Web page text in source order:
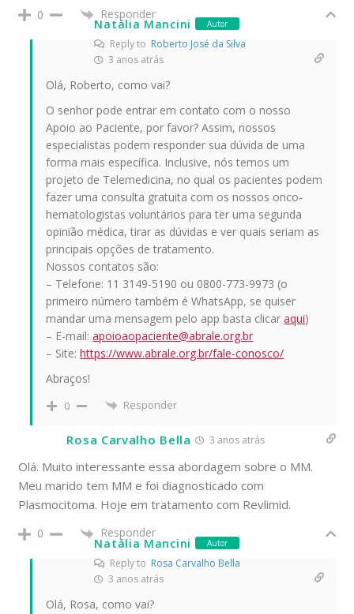
0 Responder
Natália Mancini Autor
Reply toRoberto José da Silva
3 anos atrás
Olá, Roberto, como vai?
O senhor pode entrar em contato com o nosso
Apoio ao Paciente, por favor? Assim, nossos
especialistas podem responder sua dúvida de uma
forma mais específica. Inclusive, nós temos um
projeto de Telemedicina, no qual os pacientes podem
fazer uma consulta gratuita com os nossos onco-
hematologistas voluntários para ter uma segunda
opinião médica, tirar as dúvidas e ver quais seriam as
principais opções de tratamento.
Nossos contatos são:
– Telefone: 11 3149-5190 ou 0800-773-9973 (o
primeiro número também é WhatsApp, se quiser
mandar uma mensagem pelo app basta clicaraqui)
– E-mail:apoioaopaciente@abrale.org.br
– Site:https://www.abrale.org.br/fale-conosco/
Abraços!
0 Responder
Rosa Carvalho Bella 3 anos atrás
Olá. Muito interessante essa abordagem sobre o MM.
Meu marido tem MM e foi diagnosticado com
Plasmocitoma. Hoje em tratamento com Revlimid.
0 Responder
Natália Mancini Autor
Reply toRosa Carvalho Bella
3 anos atrás
Olá, Rosa, como vai?